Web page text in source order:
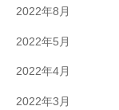
2022年8月
2022年5月
2022年4月
2022年3月